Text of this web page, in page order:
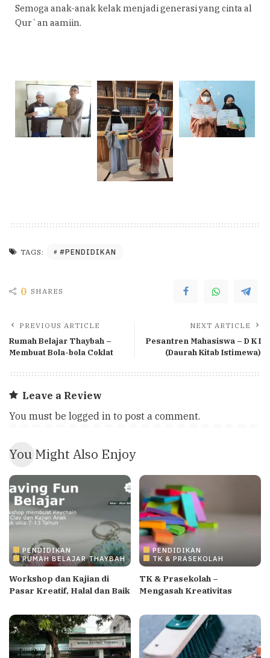
Semoga anak-anak kelak menjadi generasi yang cinta al
Qur`an aamiin.
TAGS: #PENDIDIKAN
0 SHARES
PREVIOUS ARTICLE
Rumah Belajar Thaybah –
Membuat Bola-bola Coklat
NEXT ARTICLE
Pesantren Mahasiswa – D K I
(Daurah Kitab Istimewa)
Leave a Review
You must be logged in to post a comment.
You Might Also Enjoy
PENDIDIKAN
RUMAH BELAJAR THAYBAH
Workshop dan Kajian di
Pasar Kreatif, Halal dan Baik
PENDIDIKAN
TK & PRASEKOLAH
TK & Prasekolah –
Mengasah Kreativitas